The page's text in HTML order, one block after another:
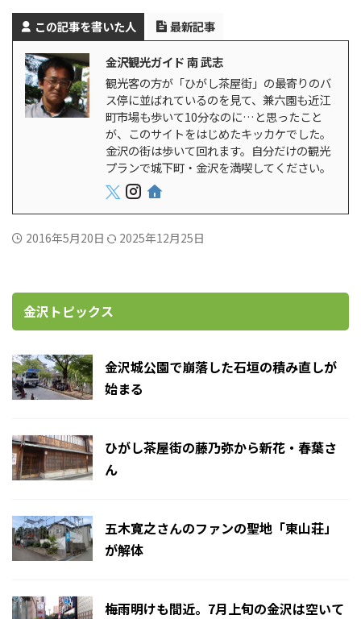
この記事を書いた人 最新記事
金沢観光ガイド 南 武志
観光客の方が「ひがし茶屋街」の最寄りのバ
ス停に並ばれているのを見て、兼六園も近江
町市場も歩いて10分なのに…と思ったこと
が、このサイトをはじめたキッカケでした。
金沢の街は歩いて回れます。自分だけの観光
プランで城下町・金沢を満喫してください。
2016年5月20日 2025年12月25日
金沢トピックス
金沢城公園で崩落した石垣の積み直しが
始まる
ひがし茶屋街の藤乃弥から新花・春葉さ
ん
五木寛之さんのファンの聖地「東山荘」
が解体
梅雨明けも間近。7月上旬の金沢は空いて